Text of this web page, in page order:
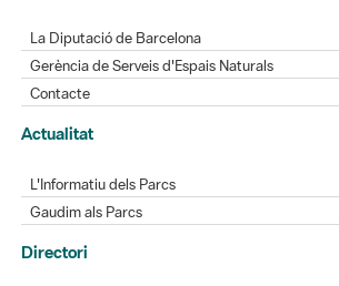
La Diputació de Barcelona
Gerència de Serveis d'Espais Naturals
Contacte
Actualitat
L'Informatiu dels Parcs
Gaudim als Parcs
Directori